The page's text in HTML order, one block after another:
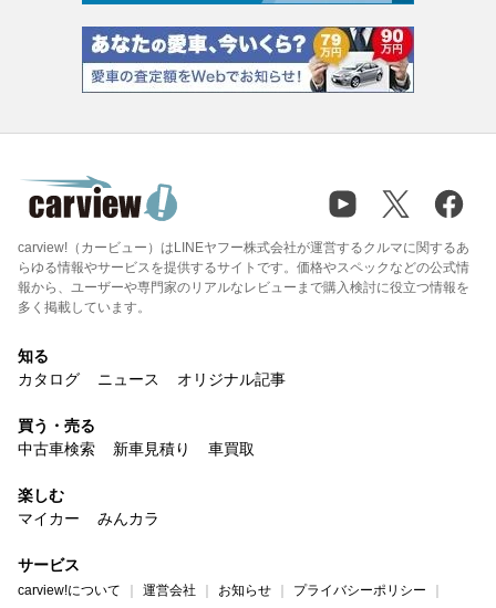
carview!（カービュー）はLINEヤフー株式会社が運営するクルマに関するあ
らゆる情報やサービスを提供するサイトです。価格やスペックなどの公式情
報から、ユーザーや専門家のリアルなレビューまで購入検討に役立つ情報を
多く掲載しています。
知る
カタログ
ニュース オリジナル記事
買う・売る
中古車検索
新車見積り 車買取
楽しむ
マイカー
みんカラ
サービス
carview!について 運営会社 お知らせ プライバシーポリシー